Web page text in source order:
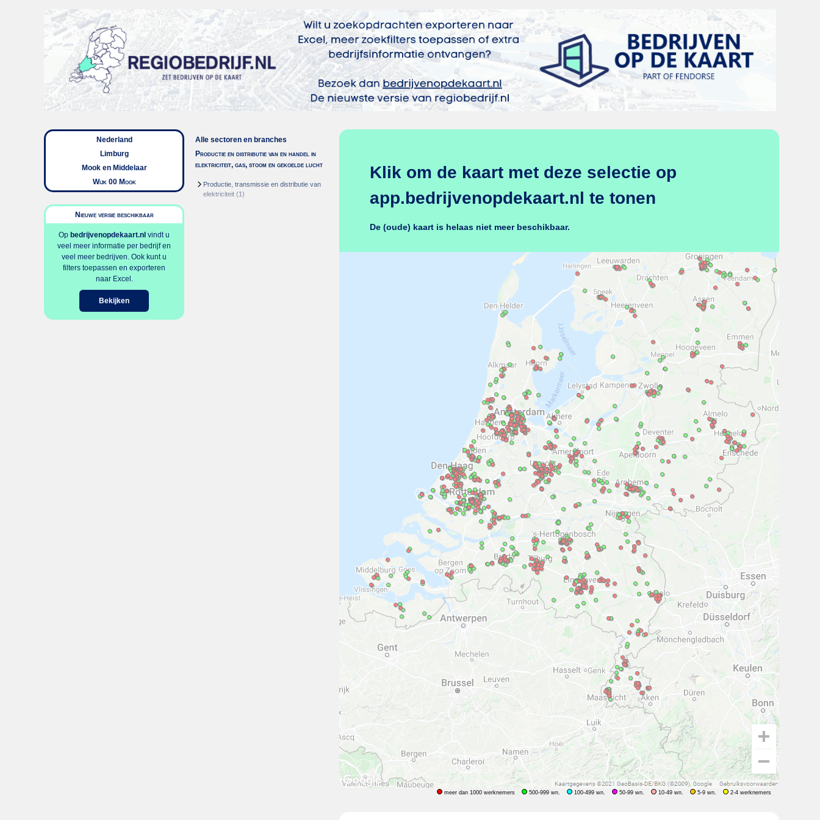
Nederland
Limburg
Mook en Middelaar
Wijk 00 Mook
Nieuwe versie beschikbaar
Op bedrijvenopdekaart.nl vindt u
veel meer informatie per bedrijf en
veel meer bedrijven. Ook kunt u
filters toepassen en exporteren
naar Excel.
Bekijken
Alle sectoren en branches
Productie en distributie van en handel in
elektriciteit, gas, stoom en gekoelde lucht
Productie, transmissie en distributie van
elektriciteit (1)
Klik om de kaart met deze selectie op
app.bedrijvenopdekaart.nl te tonen
De (oude) kaart is helaas niet meer beschikbaar.
meer dan 1000 werknemers 500-999 wn. 100-499 wn. 50-99 wn. 10-49 wn. 5-9 wn. 2-4 werknemers